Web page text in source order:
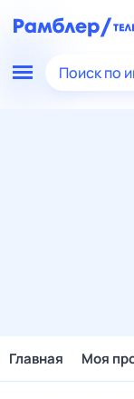
Поиск по
Главная Моя